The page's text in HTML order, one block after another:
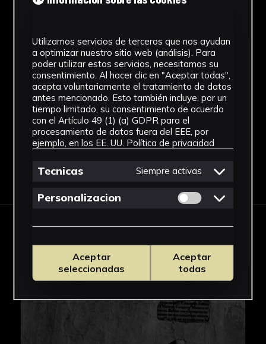
Figuración contemporánea
Técnica
Fotografía Analógica
Ver más
Descargar Ficha
IMÁGENES
Utilizamos servicios de terceros que nos ayudan
a optimizar nuestro sitio web (análisis). Para
poder utilizar estos servicios, necesitamos su
consentimiento. Al hacer clic en "Aceptar todas",
acepta voluntariamente el tratamiento de datos
antes mencionado. Esto también incluye, por un
tiempo limitado, su consentimiento de acuerdo
con el Artículo 49 (1) (a) GDPR para el
procesamiento de datos fuera del EEE, por
ejemplo, en los EE. UU. Política de privacidad
Tecnicas Siempre activas
Personalizacion Permitir cookies
Aceptar
seleccionadas
Aceptar
todas